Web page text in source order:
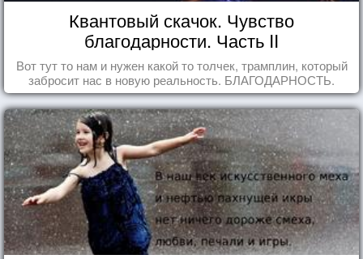
Квантовый скачок. Чувство
благодарности. Часть II
Вот тут то нам и нужен какой то толчек, трамплин, который
забросит нас в новую реальность. БЛАГОДАРНОСТЬ.